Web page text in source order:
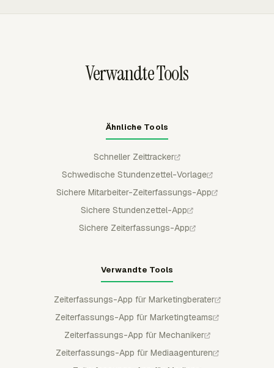
Verwandte Tools
Ähnliche Tools
Schneller Zeittracker
Schwedische Stundenzettel-Vorlage
Sichere Mitarbeiter-Zeiterfassungs-App
Sichere Stundenzettel-App
Sichere Zeiterfassungs-App
Verwandte Tools
Zeiterfassungs-App für Marketingberater
Zeiterfassungs-App für Marketingteams
Zeiterfassungs-App für Mechaniker
Zeiterfassungs-App für Mediaagenturen